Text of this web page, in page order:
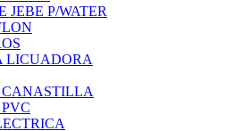
JEBE P/WATER
LICUADORA